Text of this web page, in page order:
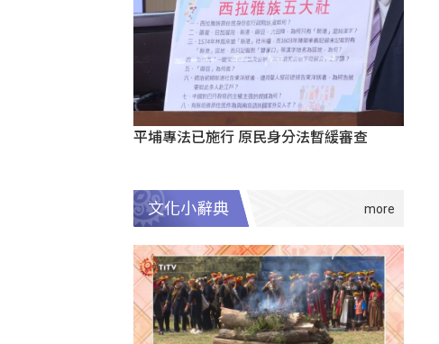
平埔專法已施行 原民身分法暫緩審查
文化小辭典